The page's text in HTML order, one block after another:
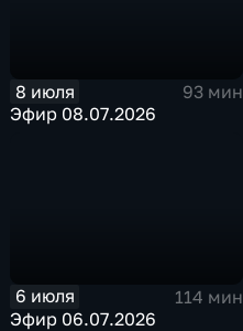
8 июля
93 мин
Эфир 08.07.2026
6 июля
114 мин
Эфир 06.07.2026